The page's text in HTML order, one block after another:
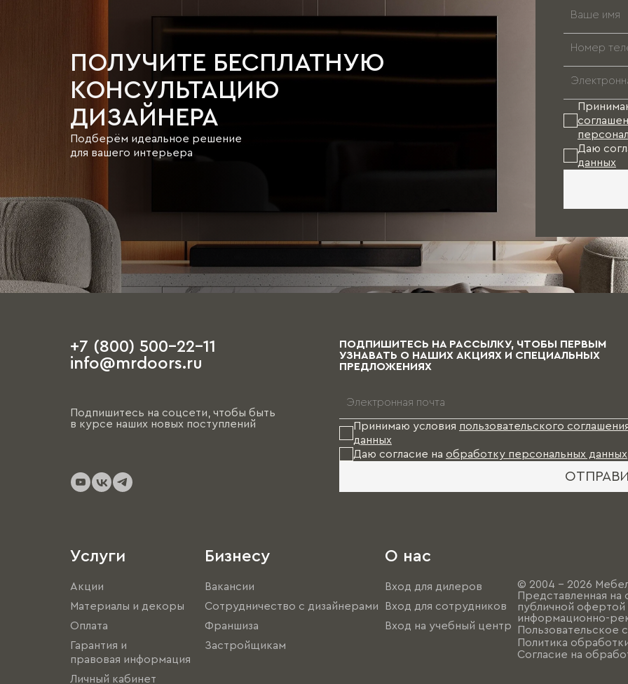
ПОЛУЧИТЕ БЕСПЛАТНУЮ
КОНСУЛЬТАЦИЮ
ДИЗАЙНЕРА
Подберём идеальное решение
для вашего интерьера
Даю
данных
+7 (800) 500-22-11
info@mrdoors.ru
Подпишитесь на соцсети, чтобы быть
в курсе наших новых поступлений
ПОДПИШИТЕСЬ НА РАССЫЛКУ, ЧТОБЫ ПЕРВЫМ
УЗНАВАТЬ О НАШИХ АКЦИЯХ И СПЕЦИАЛЬНЫХ
ПРЕДЛОЖЕНИЯХ
Принимаю условия пользовательского
данных
Даю согласие на обработку персональных данных
Услуги
Акции
Материалы и декоры
Оплата
Гарантия и
правовая информация
Личный кабинет
Бизнесу
Вакансии
Сотрудничество с дизайнерами
Франшиза
Застройщикам
О нас
Вход для дилеров
Вход для сотрудников
Вход на учебный центр
© 2004 - 2026
Представленная на
публичной офертой
информационно-
Пользовательское
Политика
Согласие на